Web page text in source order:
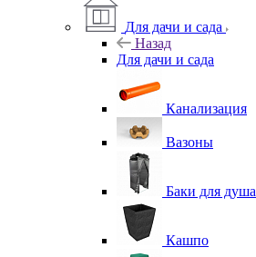
Для дачи и сада
Назад
Для дачи и сада
Канализация
Вазоны
Баки для душа
Кашпо